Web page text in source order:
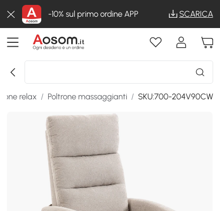
-10% sul primo ordine APP SCARICA
relax / Poltrone massaggianti / SKU:700-204V90CW